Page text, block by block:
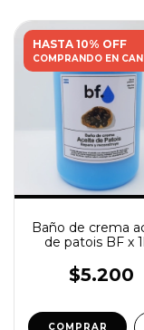
HASTA 10% OFF
COMPRANDO EN
Baño de crema
de patois BF x
$5.200